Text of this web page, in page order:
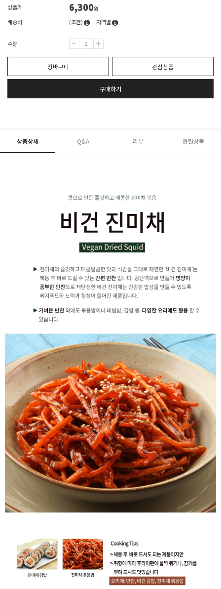
상품가 6,300원
배송비
(조건) 지역별
수량
장바구니 관심상품
구매하기
상품상세 Q&A 리뷰 관련상품